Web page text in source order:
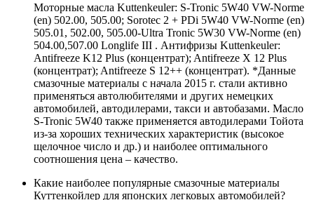
Моторные масла Kuttenkeuler: S-Tronic 5W40 VW-Norme
(en) 502.00, 505.00; Sorotec 2 + PDi 5W40 VW-Norme (en)
505.01, 502.00, 505.00-Ultra Tronic 5W30 VW-Norme (en)
504.00,507.00 Longlife III . Антифризы Kuttenkeuler:
Antifreeze K12 Plus (концентрат); Antifreeze X 12 Plus
(концентрат); Antifreeze S 12++ (концентрат). *Данные
смазочные материалы с начала 2015 г. стали активно
применяться автолюбителями и других немецких
автомобилей, автодилерами, такси и автобазами. Масло
S-Tronic 5W40 также применяется автодилерами Тойота
из-за хороших технических характеристик (высокое
щелочное число и др.) и наиболее оптимального
соотношения цена – качество.
Какие наиболее популярные смазочные материалы
Куттенкойлер для японских легковых автомобилей?